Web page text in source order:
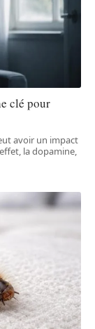
clé pour
avoir un impact
la dopamine,